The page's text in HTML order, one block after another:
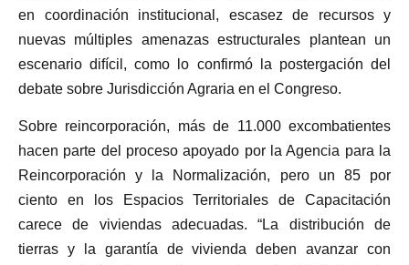
en coordinación institucional, escasez de recursos y
nuevas múltiples amenazas estructurales plantean un
escenario difícil, como lo confirmó la postergación del
debate sobre Jurisdicción Agraria en el Congreso.
Sobre reincorporación, más de 11.000 excombatientes
hacen parte del proceso apoyado por la Agencia para la
Reincorporación y la Normalización, pero un 85 por
ciento en los Espacios Territoriales de Capacitación
carece de viviendas adecuadas. “La distribución de
tierras y la garantía de vivienda deben avanzar con